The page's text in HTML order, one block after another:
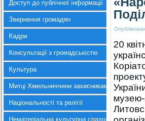
Доступ до публічної інформації
Звернення громадян
Кадри
Консультації з громадськістю
Культура
Митці Хмельниччини захисникам України
Національності та релігії
Нематеріальна культурна спадщина
20
музею-